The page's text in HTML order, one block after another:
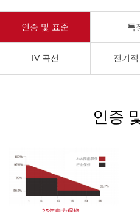
인증 및 표준 특
IV 곡선 전기
인증